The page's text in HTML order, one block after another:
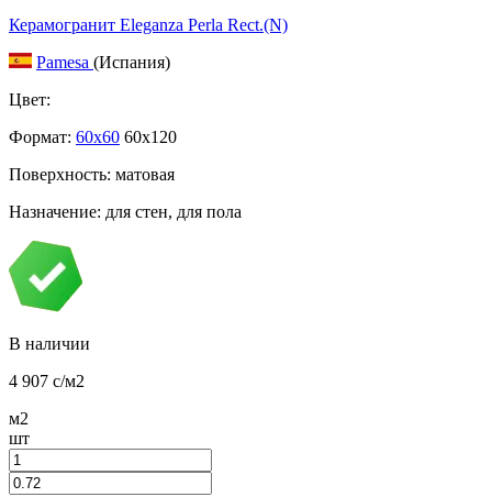
Керамогранит Eleganza Perla Rect.(N)
Pamesa (Испания)
Цвет:
Формат: 60x60 60x120
Поверхность: матовая
Назначение: для стен, для пола
В наличии
4 907 c/м2
м2
шт